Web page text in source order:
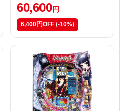
60,600 円
6,400円OFF (-10%)